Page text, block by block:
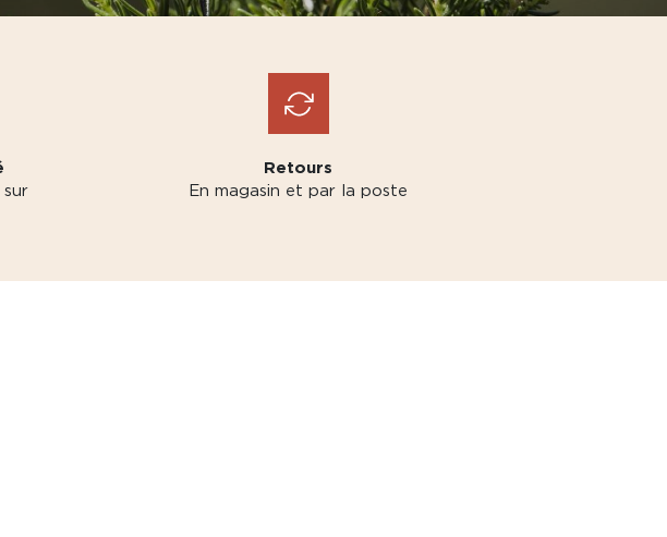
Retours
En magasin et par la poste